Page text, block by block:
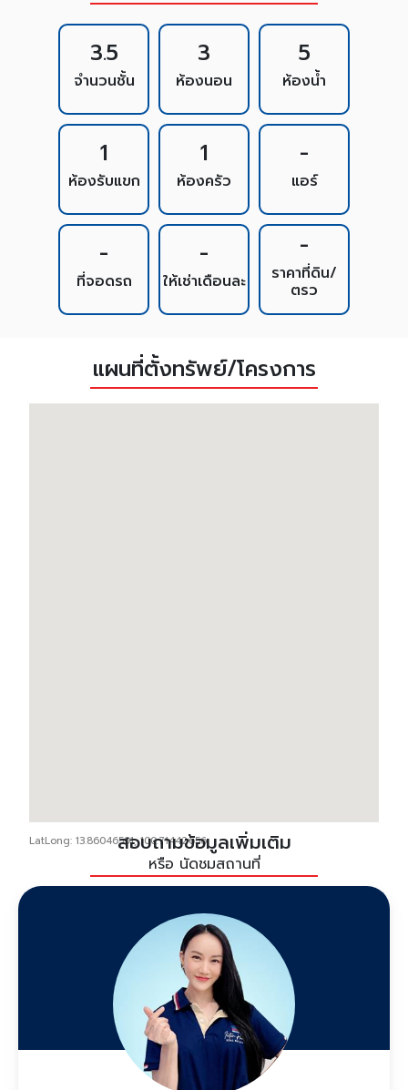
3.5
จำนวนชั้น
3
ห้องนอน
5
ห้องน้ำ
1
ห้องรับแขก
1
ห้องครัว
-
แอร์
-
ที่จอดรถ
-
ให้เช่าเดือนละ
-
ราคาที่ดิน/
ตรว
แผนที่ตั้งทรัพย์/โครงการ
LatLong: 13.86046591, 100.71442656
สอบถามข้อมูลเพิ่มเติม
หรือ นัดชมสถานที่